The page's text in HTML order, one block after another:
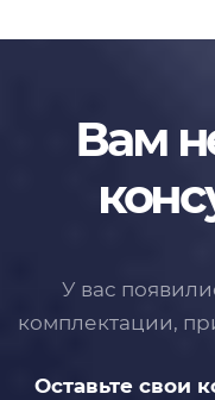
Вам
У вас
комплектации,
Оставьте свои